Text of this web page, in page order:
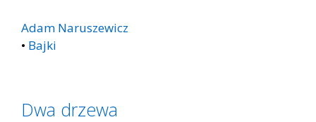
Adam Naruszewicz
• Bajki
Dwa drzewa